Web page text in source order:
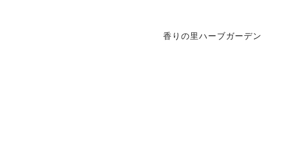
香りの里ハーブガーデン